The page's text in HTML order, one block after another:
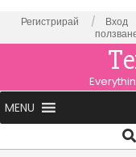
to
Регистрирай Вход
Primary
Navigation
MENU